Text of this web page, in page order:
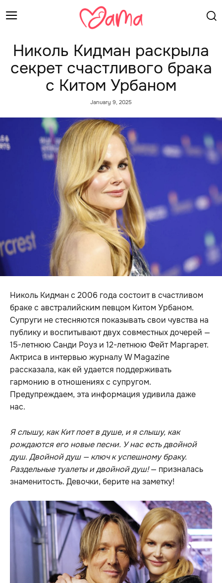
Николь Кидман раскрыла
секрет счастливого брака
с Китом Урбаном
January 9, 2025
Николь Кидман с 2006 года состоит в счастливом
браке с австралийским певцом Китом Урбаном.
Супруги не стесняются показывать свои чувства на
публику и воспитывают двух совместных дочерей —
15-летнюю Санди Роуз и 12-летнюю Фейт Маргарет.
Актриса в интервью журналу W Magazine
рассказала, как ей удается поддерживать
гармонию в отношениях с супругом.
Предупреждаем, эта информация удивила даже
нас.
Я слышу, как Кит поет в душе, и я слышу, как
рождаются его новые песни. У нас есть двойной
душ. Двойной душ — ключ к успешному браку.
Раздельные туалеты и двойной душ!— призналась
знаменитость. Девочки, берите на заметку!